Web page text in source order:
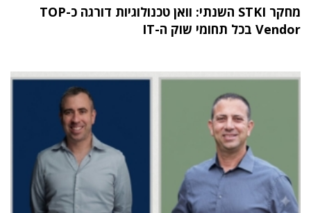
מחקר STKI השנתי: וואן טכנולוגיות דורגה כ-TOP
Vendor בכל תחומי שוק ה-IT